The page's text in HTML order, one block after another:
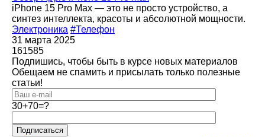
iPhone 15 Pro Max — это не просто устройство, а
синтез интеллекта, красоты и абсолютной мощности.
Электроника #Телефон
31 марта 2025
161585
Подпишись, чтобы быть в курсе новых материалов
Обещаем не спамить и присылать только полезные
статьи!
30+70=?
Подписаться